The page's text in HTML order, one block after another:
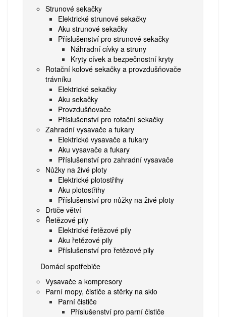
Strunové sekačky
Elektrické strunové sekačky
Aku strunové sekačky
Příslušenství pro strunové sekačky
Náhradní cívky a struny
Kryty cívek a bezpečnostní kryty
Rotační kolové sekačky a provzdušňovače
trávníku
Elektrické sekačky
Aku sekačky
Provzdušňovače
Příslušenství pro rotační sekačky
Zahradní vysavače a fukary
Elektrické vysavače a fukary
Aku vysavače a fukary
Příslušenství pro zahradní vysavače
Nůžky na živé ploty
Elektrické plotostřihy
Aku plotostřihy
Příslušenství pro nůžky na živé ploty
Drtiče větví
Řetězové pily
Elektrické řetězové pily
Aku řetězové pily
Příslušenství pro řetězové pily
Domácí spotřebiče
Vysavače a kompresory
Parní mopy, čističe a stěrky na sklo
Parní čističe
Příslušenství pro parní čističe